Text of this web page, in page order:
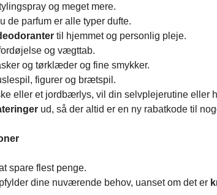
og meget mere.
de parfum er alle typer dufte.
til hjemmet og personlig pleje.
og vægttab.
og tørklæder og fine smykker.
figurer og brætspil.
eller et jordbærlys, vil din selvplejerutine eller
ud, så der altid er en ny rabatkode til
spare flest penge.
dine nuværende behov, uanset om det er